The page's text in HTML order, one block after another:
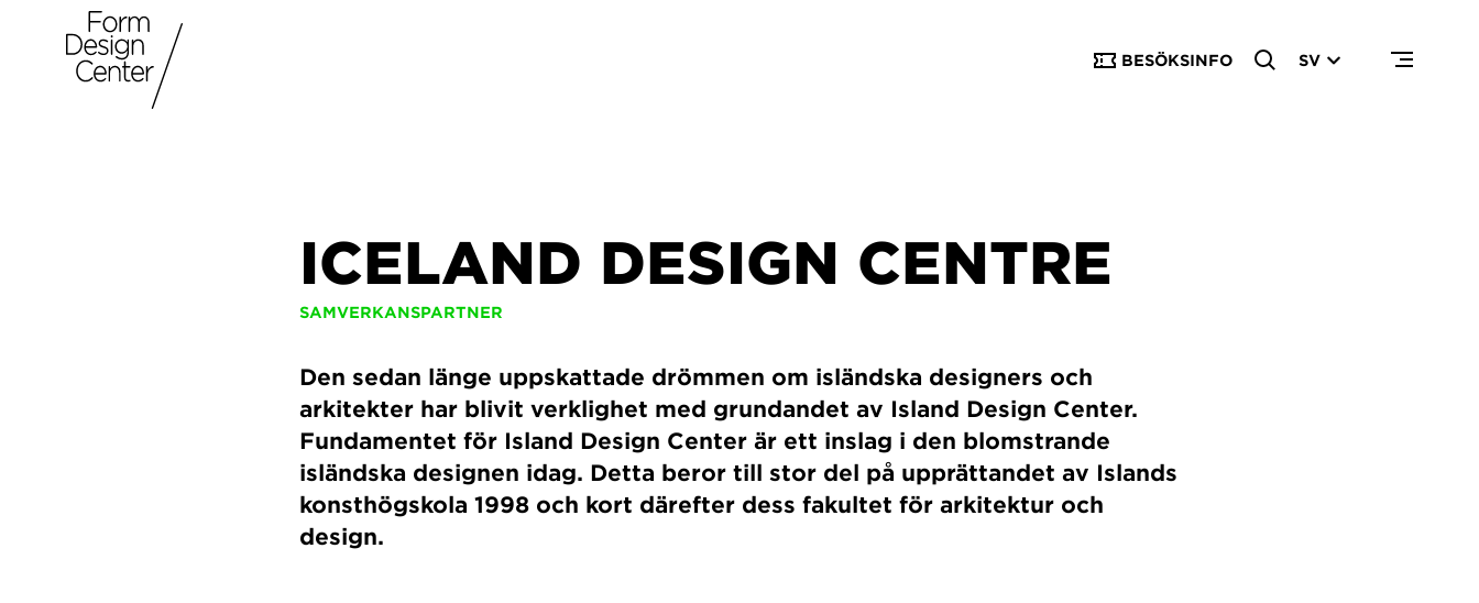
BESÖKSINFO SV
ICELAND DESIGN CENTRE
SAMVERKANSPARTNER
Den sedan länge uppskattade drömmen om isländska designers och
arkitekter har blivit verklighet med grundandet av Island Design Center.
Fundamentet för Island Design Center är ett inslag i den blomstrande
isländska designen idag. Detta beror till stor del på upprättandet av Islands
konsthögskola 1998 och kort därefter dess fakultet för arkitektur och
design.